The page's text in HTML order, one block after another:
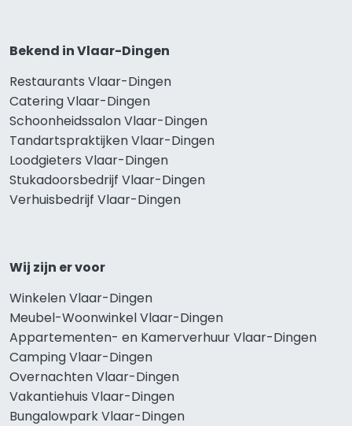
Bekend in Vlaar-Dingen
Restaurants Vlaar-Dingen
Catering Vlaar-Dingen
Schoonheidssalon Vlaar-Dingen
Tandartspraktijken Vlaar-Dingen
Loodgieters Vlaar-Dingen
Stukadoorsbedrijf Vlaar-Dingen
Verhuisbedrijf Vlaar-Dingen
Wij zijn er voor
Winkelen Vlaar-Dingen
Meubel-Woonwinkel Vlaar-Dingen
Appartementen- en Kamerverhuur Vlaar-Dingen
Camping Vlaar-Dingen
Overnachten Vlaar-Dingen
Vakantiehuis Vlaar-Dingen
Bungalowpark Vlaar-Dingen